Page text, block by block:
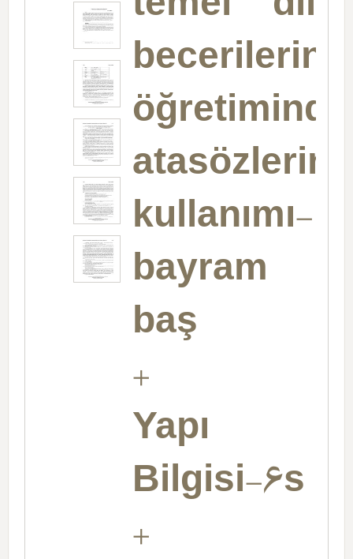
temel dil
öğretiminde
kullanımı-
bayram
baş
+
Yapı
Bilgisi-6s
+